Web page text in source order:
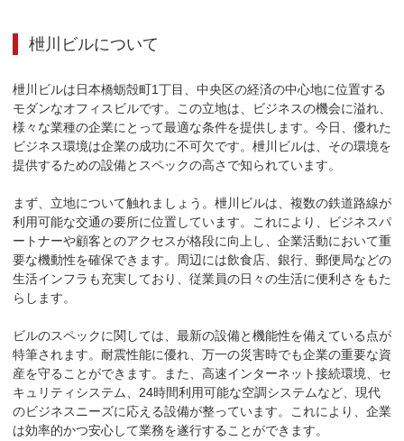
枻川ビルについて
枻川ビルは日本橋蛎殻町1丁目、中央区の経済の中心地に位置する
モダンなオフィスビルです。この立地は、ビジネスの機会に溢れ、
様々な業種の企業にとって最適な条件を提供します。今日、優れた
ビジネス環境は企業の成功に不可欠です。枻川ビルは、その環境を
提供するための設備とスペックの高さで知られています。
まず、立地について触れましょう。枻川ビルは、複数の鉄道路線が
利用可能な交通の要所に位置しています。これにより、ビジネスパ
ートナーや顧客とのアクセスが格段に向上し、企業活動において重
要な機動性を確保できます。周辺には飲食店、銀行、郵便局などの
生活インフラも充実しており、従業員の日々の生活に便利さをもた
らします。
ビルのスペックに関しては、最新の設備と機能性を備えている点が
特筆されます。耐震性能に優れ、万一の災害時でも企業の重要な資
産を守ることができます。また、高速インターネット接続環境、セ
キュリティシステム、24時間利用可能な空調システムなど、現代
のビジネスニーズに応える設備が整っています。これにより、企業
は効率的かつ安心して業務を遂行することができます。